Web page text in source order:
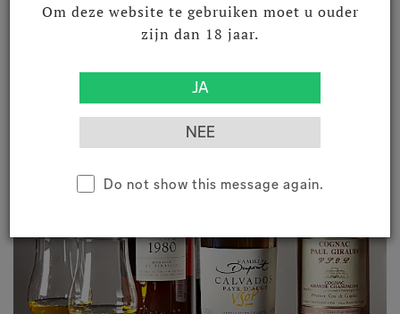
Om deze website te gebruiken moet u ouder
zijn dan 18 jaar.
Do not show this message again.